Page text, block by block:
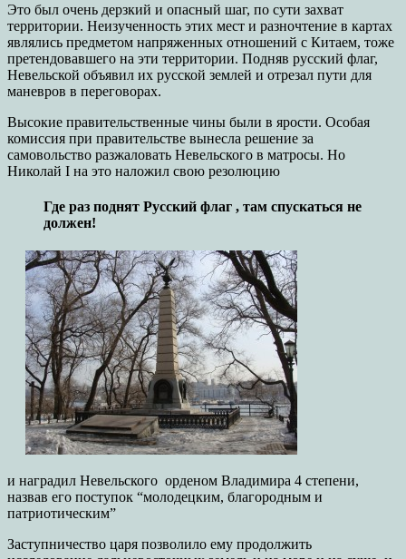
Это был очень дерзкий и опасный шаг, по сути захват
территории. Неизученность этих мест и разночтение в картах
являлись предметом напряженных отношений с Китаем, тоже
претендовавшего на эти территории. Подняв русский флаг,
Невельской объявил их русской землей и отрезал пути для
маневров в переговорах.
Высокие правительственные чины были в ярости. Особая
комиссия при правительстве вынесла решение за
самовольство разжаловать Невельского в матросы. Но
Николай I на это наложил свою резолюцию
Где раз поднят Русский флаг , там спускаться не
должен!
и наградил Невельского орденом Владимира 4 степени,
назвав его поступок “молодецким, благородным и
патриотическим”
Заступничество царя позволило ему продолжить